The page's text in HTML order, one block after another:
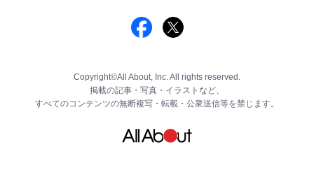
Copyright©All About, Inc. All rights reserved.
掲載の記事・写真・イラストなど、
すべてのコンテンツの無断複写・転載・公衆送信等を禁じます。